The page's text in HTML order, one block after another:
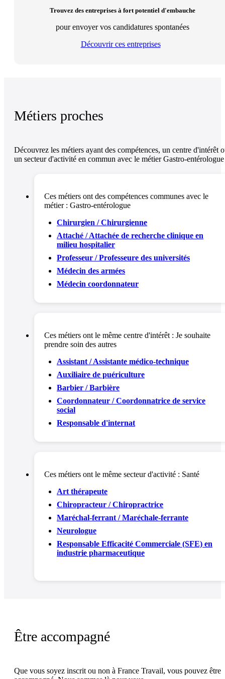
Trouvez des entreprises à fort potentiel d'embauche
pour envoyer vos candidatures spontanées
Découvrir ces entreprises
Métiers proches
Découvrez les métiers ayant des compétences, un centre d'intérêt
un secteur d'activité en commun avec le métier Gastro-entérologue
Ces métiers ont des compétences communes avec le
métier : Gastro-entérologue
Chirurgien / Chirurgienne
Attaché / Attachée de recherche clinique en
milieu hospitalier
Professeur / Professeure des universités
Médecin des armées
Médecin coordonnateur
Ces métiers ont le même centre d'intérêt : Je souhaite
prendre soin des autres
Assistant / Assistante médico-technique
Auxiliaire de puériculture
Barbier / Barbière
Coordonnateur / Coordonnatrice de service
social
Responsable d'internat
Ces métiers ont le même secteur d'activité : Santé
Art thérapeute
Chiropracteur / Chiropractrice
Maréchal-ferrant / Maréchale-ferrante
Neurologue
Responsable Efficacité Commerciale (SFE) en
industrie pharmaceutique
Être accompagné
Que vous soyez inscrit ou non à France Travail, vous pouvez être